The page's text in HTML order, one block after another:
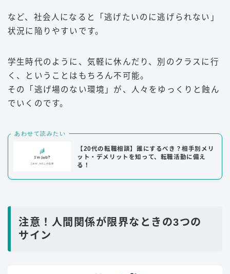
など、社会人になると「逃げたいのに逃げられない」
状況に陥りやすいです。
学生時代のように、気軽に休んだり、別のクラスに行
く、ということはもちろん不可能。
その「逃げ場のない環境」が、人々をゆっくりと蝕ん
でいくのです。
あわせて読みたい
【20代の転職相談】誰にするべき？相手別メリ
ット・デメリットを知って、転職活動に備え
る！
注意！人間関係が限界なときの3つの
サイン